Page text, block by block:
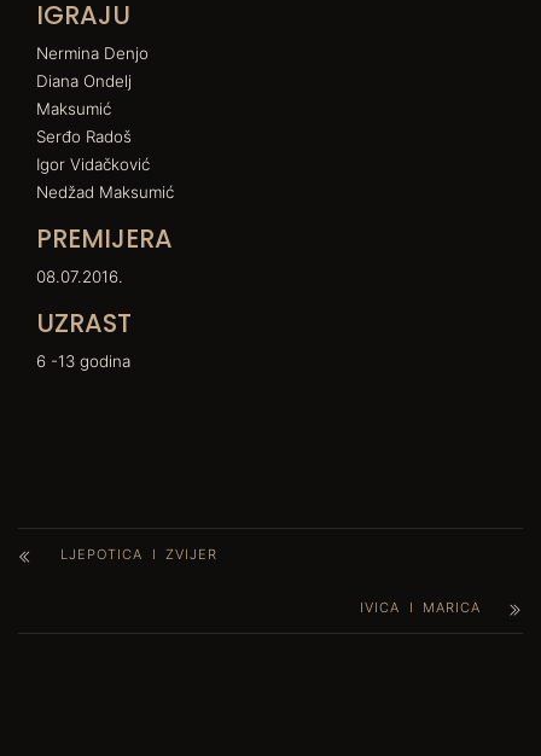
IGRAJU
Nermina Denjo
Diana Ondelj
Maksumić
Serđo Radoš
Igor Vidačković
Nedžad Maksumić
PREMIJERA
08.07.2016.
UZRAST
6 -13 godina
LJEPOTICA I ZVIJER
IVICA I MARICA